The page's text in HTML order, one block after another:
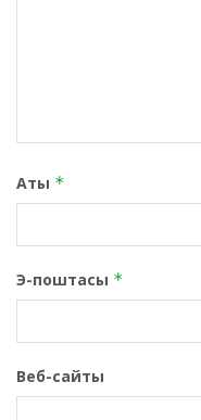
Аты *
Э-поштасы *
Веб-сайты